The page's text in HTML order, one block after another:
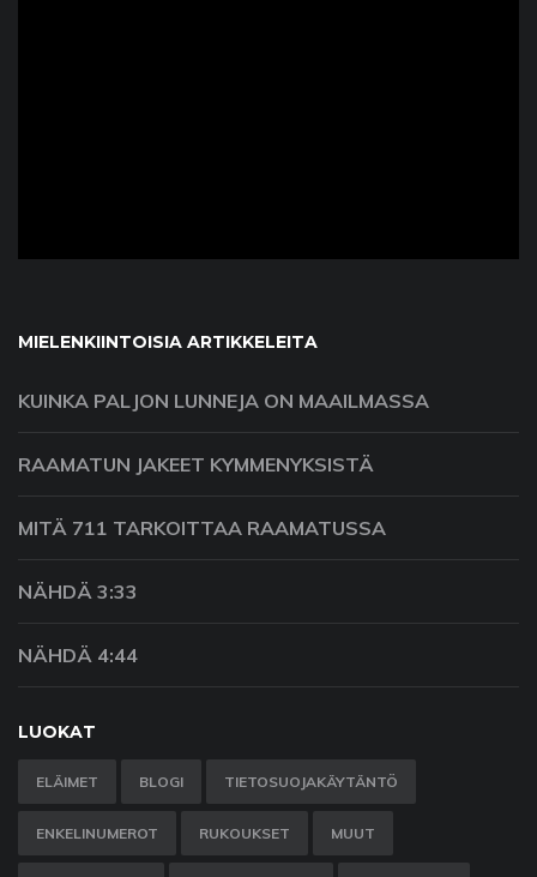
MIELENKIINTOISIA ARTIKKELEITA
KUINKA PALJON LUNNEJA ON MAAILMASSA
RAAMATUN JAKEET KYMMENYKSISTÄ
MITÄ 711 TARKOITTAA RAAMATUSSA
NÄHDÄ 3:33
NÄHDÄ 4:44
LUOKAT
ELÄIMET BLOGI TIETOSUOJAKÄYTÄNTÖ
ENKELINUMEROT RUKOUKSET MUUT